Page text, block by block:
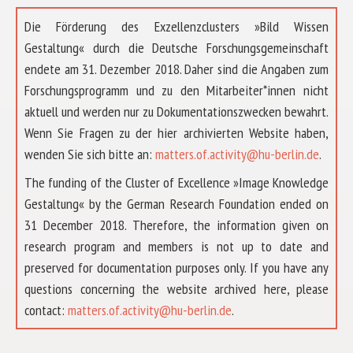
Die Förderung des Exzellenzclusters »Bild Wissen
Gestaltung« durch die Deutsche Forschungsgemeinschaft
endete am 31. Dezember 2018. Daher sind die Angaben zum
Forschungsprogramm und zu den Mitarbeiter*innen nicht
aktuell und werden nur zu Dokumentationszwecken bewahrt.
Wenn Sie Fragen zu der hier archivierten Website haben,
wenden Sie sich bitte an: matters.of.activity@hu-berlin.de.
The funding of the Cluster of Excellence »Image Knowledge
Gestaltung« by the German Research Foundation ended on
31 December 2018. Therefore, the information given on
research program and members is not up to date and
preserved for documentation purposes only. If you have any
questions concerning the website archived here, please
contact: matters.of.activity@hu-berlin.de.
ABOUT US